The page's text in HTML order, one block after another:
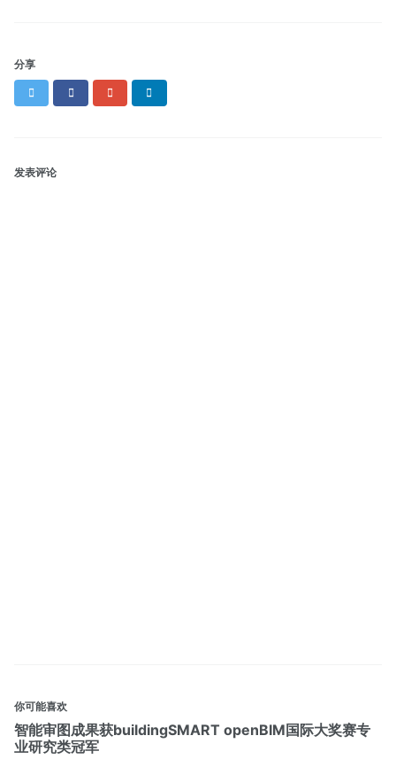
分享
Twitter FacebookGoogle+
发表评论
你可能喜欢
智能审图成果获buildingSMART openBIM国际大奖赛专
业研究类冠军